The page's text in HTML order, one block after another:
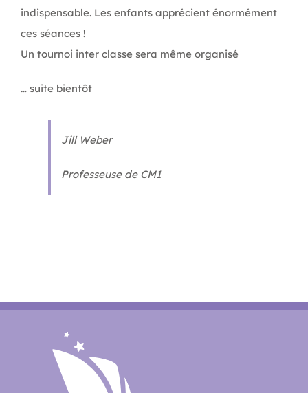
indispensable. Les enfants apprécient énormément
ces séances !
Un tournoi inter classe sera même organisé
… suite bientôt
Jill Weber
Professeuse de CM1